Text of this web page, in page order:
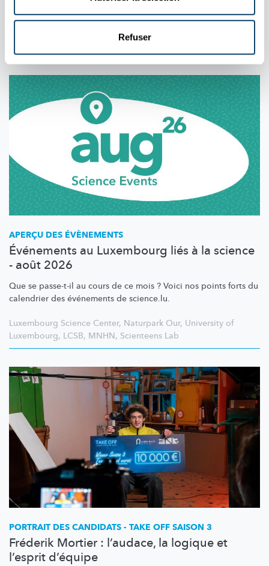
Refuser
iwwerhaapt dohannert?
APERÇU DES ÉVÈNEMENTS
Événements au Luxembourg liés à la science
- août 2026
Que se passe-t-il au cours de ce mois ? Voici nos points forts du
calendrier des événements de science.lu.
Luxembourg Science Center, Naturpark Our, University of
Luxembourg, LCSB, MNHN, Scienteens Lab
PORTRAIT DES CANDIDATS - TAKE OFF SAISON 3
Fréderik Mortier : l’audace, la logique et
l’esprit d’équipe